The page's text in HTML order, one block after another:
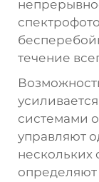
течение
системами
управляют
нескольких
определяют